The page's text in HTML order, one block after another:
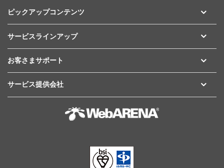
ピックアップコンテンツ
サービスラインアップ
お客さまサポート
サービス提供会社